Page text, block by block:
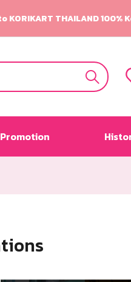
KORIKART THAILAND
Promotion